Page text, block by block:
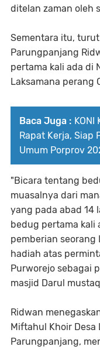
ditelan zaman oleh
Sementara itu,
Parungpanjang
pertama kali ada di
Laksamana perang
Baca Juga : KONI
Rapat Kerja, Siap
Umum Porprov
"Bicara tentang
muasalnya dari
yang pada abad 14
bedug pertama kali
pemberian seorang
hadiah atas
Purworejo sebagai
masjid Darul
Ridwan
Miftahul Khoir
Parungpanjang,